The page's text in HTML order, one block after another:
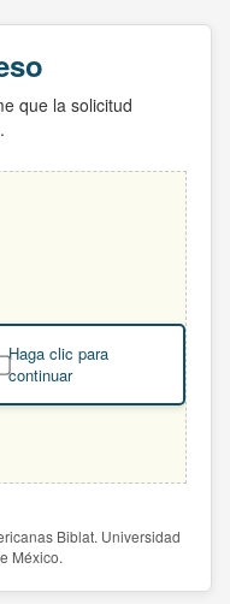
que la solicitud
Haga clic para
continuar
Biblat. Universidad
México.